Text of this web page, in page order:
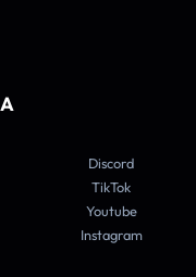
Discord
TikTok
Youtube
Instagram